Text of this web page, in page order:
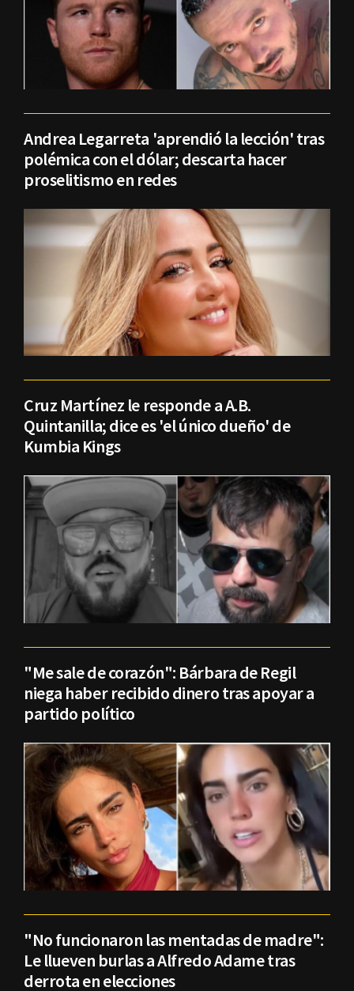
Andrea Legarreta 'aprendió la lección' tras
polémica con el dólar; descarta hacer
proselitismo en redes
Cruz Martínez le responde a A.B.
Quintanilla; dice es 'el único dueño' de
Kumbia Kings
"Me sale de corazón": Bárbara de Regil
niega haber recibido dinero tras apoyar a
partido político
"No funcionaron las mentadas de madre":
Le llueven burlas a Alfredo Adame tras
derrota en elecciones